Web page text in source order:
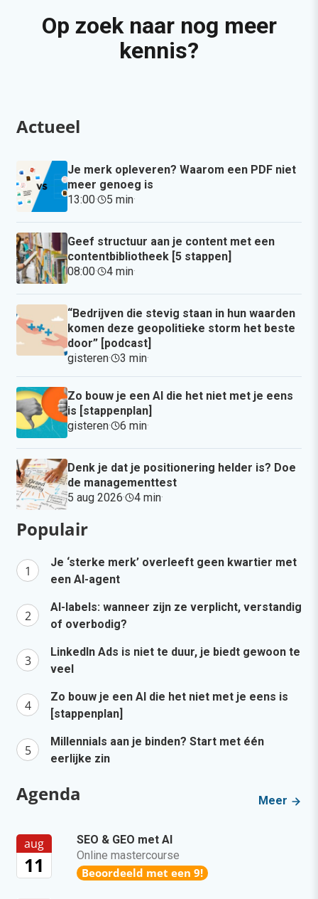
Op zoek naar nog meer
kennis?
Actueel
Je merk opleveren? Waarom een PDF niet
meer genoeg is
13:00· 5 min·
Geef structuur aan je content met een
contentbibliotheek [5 stappen]
08:00· 4 min·
“Bedrijven die stevig staan in hun waarden
komen deze geopolitieke storm het beste
door” [podcast]
gisteren· 3 min·
Zo bouw je een AI die het niet met je eens
is [stappenplan]
gisteren· 6 min·
Denk je dat je positionering helder is? Doe
de managementtest
5 aug 2026· 4 min·
Populair
Je ‘sterke merk’ overleeft geen kwartier met
een AI-agent
AI-labels: wanneer zijn ze verplicht, verstandig
of overbodig?
LinkedIn Ads is niet te duur, je biedt gewoon te
veel
Zo bouw je een AI die het niet met je eens is
[stappenplan]
Millennials aan je binden? Start met één
eerlijke zin
Agenda Meer
aug
11
SEO & GEO met AI
Online mastercourse
Beoordeeld met een 9!